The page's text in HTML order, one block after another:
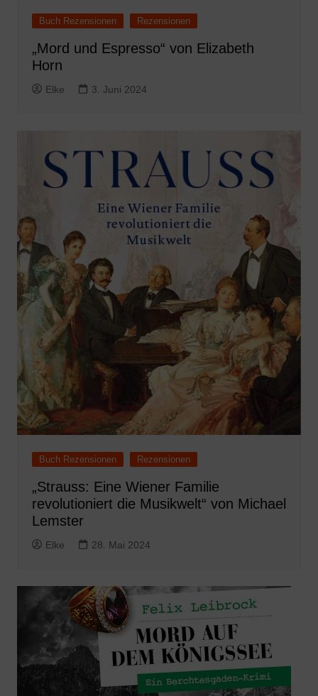
Buch Rezensionen Rezensionen
„Mord und Espresso“ von Elizabeth
Horn
Elke 3. Juni 2024
Buch Rezensionen Rezensionen
„Strauss: Eine Wiener Familie
revolutioniert die Musikwelt“ von Michael
Lemster
Elke 28. Mai 2024